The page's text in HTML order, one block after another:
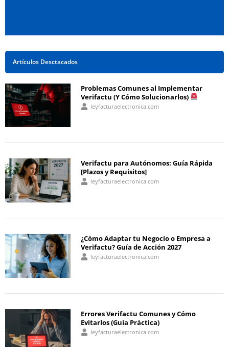
Artículos Desctacados
Problemas Comunes al Implementar
Verifactu (Y Cómo Solucionarlos)
leyfacturaelectronica.com
Verifactu para Autónomos: Guía Rápida
[Plazos y Requisitos]
leyfacturaelectronica.com
¿Cómo Adaptar tu Negocio o Empresa a
Verifactu? Guía de Acción 2027
leyfacturaelectronica.com
Errores Verifactu Comunes y Cómo
Evitarlos (Guía Práctica)
leyfacturaelectronica.com